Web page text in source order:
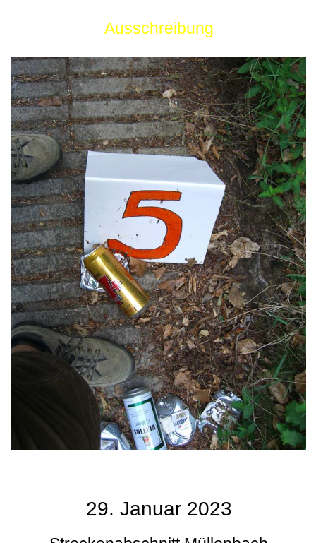
Ausschreibung
29. Januar 2023